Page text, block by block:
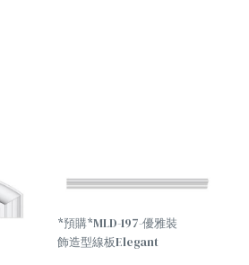
*預購*MLD-197-優雅裝
飾造型線板Elegant